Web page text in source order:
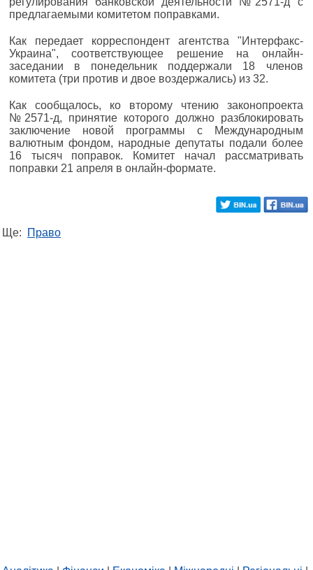
предлагаемыми комитетом поправками.
Как передает корреспондент агентства "Интерфакс-
Украина", соответствующее решение на онлайн-
заседании в понедельник поддержали 18 членов
комитета (три против и двое воздержались) из 32.
Как сообщалось, ко второму чтению законопроекта
№2571-д, принятие которого должно разблокировать
заключение новой программы с Международным
валютным фондом, народные депутаты подали более
16 тысяч поправок. Комитет начал рассматривать
поправки 21 апреля в онлайн-формате.
Ще: Право